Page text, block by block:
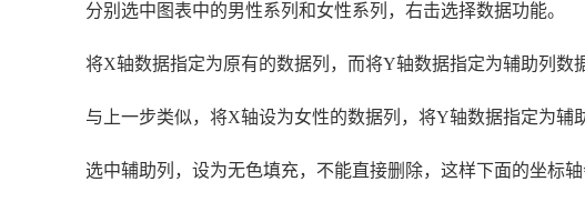
分别选中图表中的男性系列和女性系列，右击选择数据功能。
将X轴数据指定为原有的数据列，而将Y轴数据指定为辅助列数
与上一步类似，将X轴设为女性的数据列，将Y轴数据指定为辅
选中辅助列，设为无色填充，不能直接删除，这样下面的坐标轴